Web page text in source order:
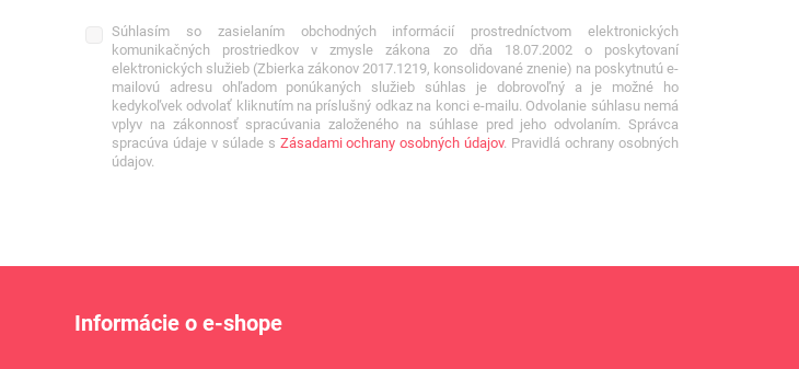
Súhlasím so zasielaním obchodných informácií prostredníctvom elektronických
komunikačných prostriedkov v zmysle zákona zo dňa 18.07.2002 o poskytovaní
elektronických služieb (Zbierka zákonov 2017.1219, konsolidované znenie) na poskytnutú e-
mailovú adresu ohľadom ponúkaných služieb súhlas je dobrovoľný a je možné ho
kedykoľvek odvolať kliknutím na príslušný odkaz na konci e-mailu. Odvolanie súhlasu nemá
vplyv na zákonnosť spracúvania založeného na súhlase pred jeho odvolaním. Správca
spracúva údaje v súlade s Zásadami ochrany osobných údajov. Pravidlá ochrany osobných
údajov.
Informácie o e-shope